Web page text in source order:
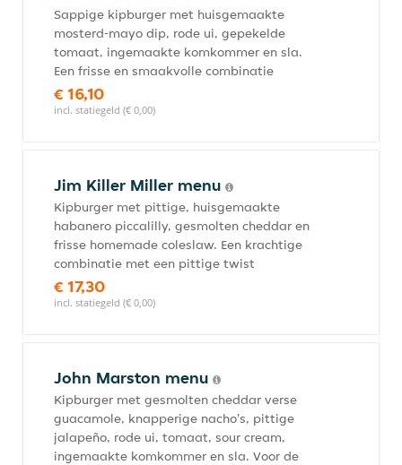
Sappige kipburger met huisgemaakte
mosterd-mayo dip, rode ui, gepekelde
tomaat, ingemaakte komkommer en sla.
Een frisse en smaakvolle combinatie
€ 16,10
incl. statiegeld (€ 0,00)
Jim Killer Miller menu
Kipburger met pittige, huisgemaakte
habanero piccalilly, gesmolten cheddar en
frisse homemade coleslaw. Een krachtige
combinatie met een pittige twist
€ 17,30
incl. statiegeld (€ 0,00)
John Marston menu
Kipburger met gesmolten cheddar verse
guacamole, knapperige nacho's, pittige
jalapeño, rode ui, tomaat, sour cream,
ingemaakte komkommer en sla. Voor de